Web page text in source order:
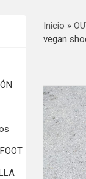
Inicio »
vegan